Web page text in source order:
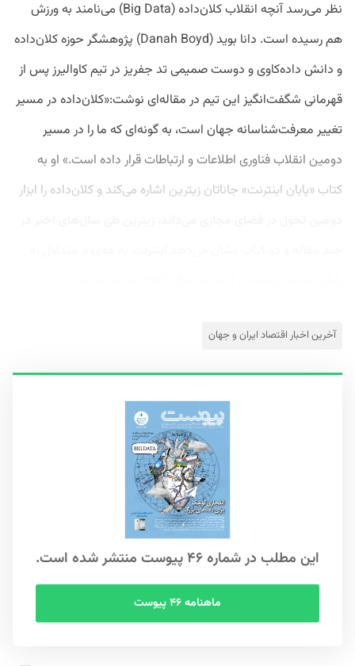
نظر می‌رسد آنچه انقلاب کلان‌داده (Big Data) می‌نامند به ورزش
هم رسیده است. دانا بوید (Danah Boyd) پژوهشگر حوزه کلان‌داده
و دانش داده‌کاوی و دوست صمیمی تد جفریز در تیم کاوالیرز پس از
قهرمانی شگفت‌انگیز این تیم در مقاله‌ای نوشت:«کلان‌داده در مسیر
تغییر معرفت‌شناسانه‌ جهان است، به گونه‌ای که ما را در مسیر
دومین انقلاب فناوری اطلاعات و ارتباطات قرار داده است.» او به
کتاب «پایان اینترنت» جاناتان زیترین اشاره می‌کند و کلان‌داده را ابزار
آخرین اخبار اقتصاد ایران و جهان
این مطلب در شماره ۴۶ پیوست منتشر شده است.
ماهنامه ۴۶ پیوست